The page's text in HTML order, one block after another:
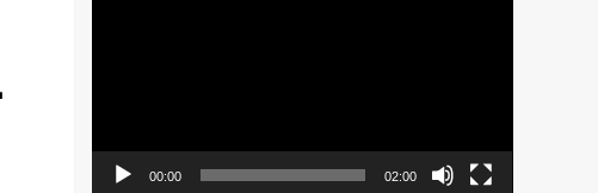
00:00 02:00